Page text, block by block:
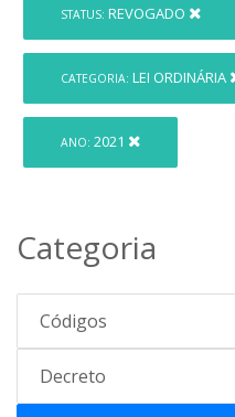
STATUS: REVOGADO
CATEGORIA: LEI ORDINÁRIA
ANO: 2021
Categoria
Códigos
Decreto